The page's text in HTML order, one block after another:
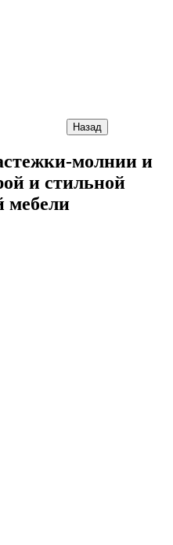
Назад
молнии и
и стильной
мебели